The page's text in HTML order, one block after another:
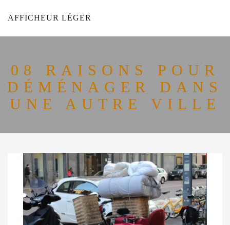
AFFICHEUR LÉGER
08 RAISONS POUR
DÉMÉNAGER DANS
UNE AUTRE VILLE